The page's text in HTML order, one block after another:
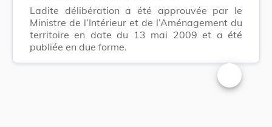
Ladite délibération a été approuvée par le
Ministre de l’Intérieur et de l’Aménagement du
territoire en date du 13 mai 2009 et a été
publiée en due forme.
Changer la